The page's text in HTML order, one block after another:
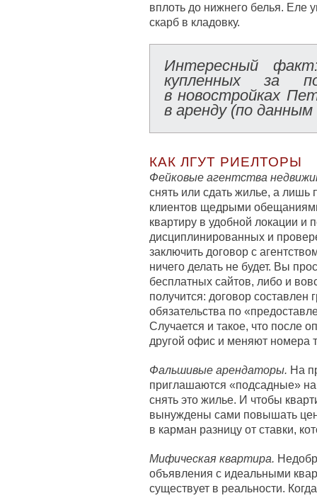
вплоть до нижнего белья. Еле
скарб в кладовку.
Интересный
купленных за
в новостройках
в аренду (по
КАК ЛГУТ РИЕЛТОРЫ
Фейковые агентства
снять или сдать жилье, а лишь
клиентов щедрыми
квартиру в удобной локации и
дисциплинированных и
заключить договор с
ничего делать не будет. Вы
бесплатных сайтов, либо и
получится: договор составлен
обязательства по
Случается и такое, что после
другой офис и меняют номера
Фальшивые арендаторы. На
приглашаются «подсадные»
снять это жилье. И чтобы
вынуждены сами повышать
в карман разницу от ставки,
Мифическая квартира.
объявления с идеальными
существует в реальности.